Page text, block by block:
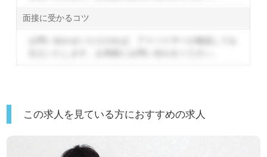
面接に受かるコツ
この求人を見ている方におすすめの求人